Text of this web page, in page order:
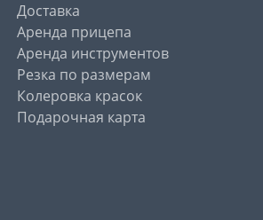
Доставка
Аренда прицепа
Аренда инструментов
Резка по размерам
Колеровка красок
Подарочная карта